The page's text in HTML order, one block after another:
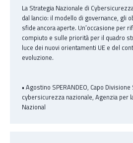
La Strategia Nazionale di
dal lancio: il modello di governance, gli
sfide ancora aperte. Un’occasione per
compiuto e sulle priorità per il quadro
luce dei nuovi orientamenti UE e del
evoluzione.
• Agostino SPERANDEO, Capo
cybersicurezza nazionale, Agenzia per
Nazional